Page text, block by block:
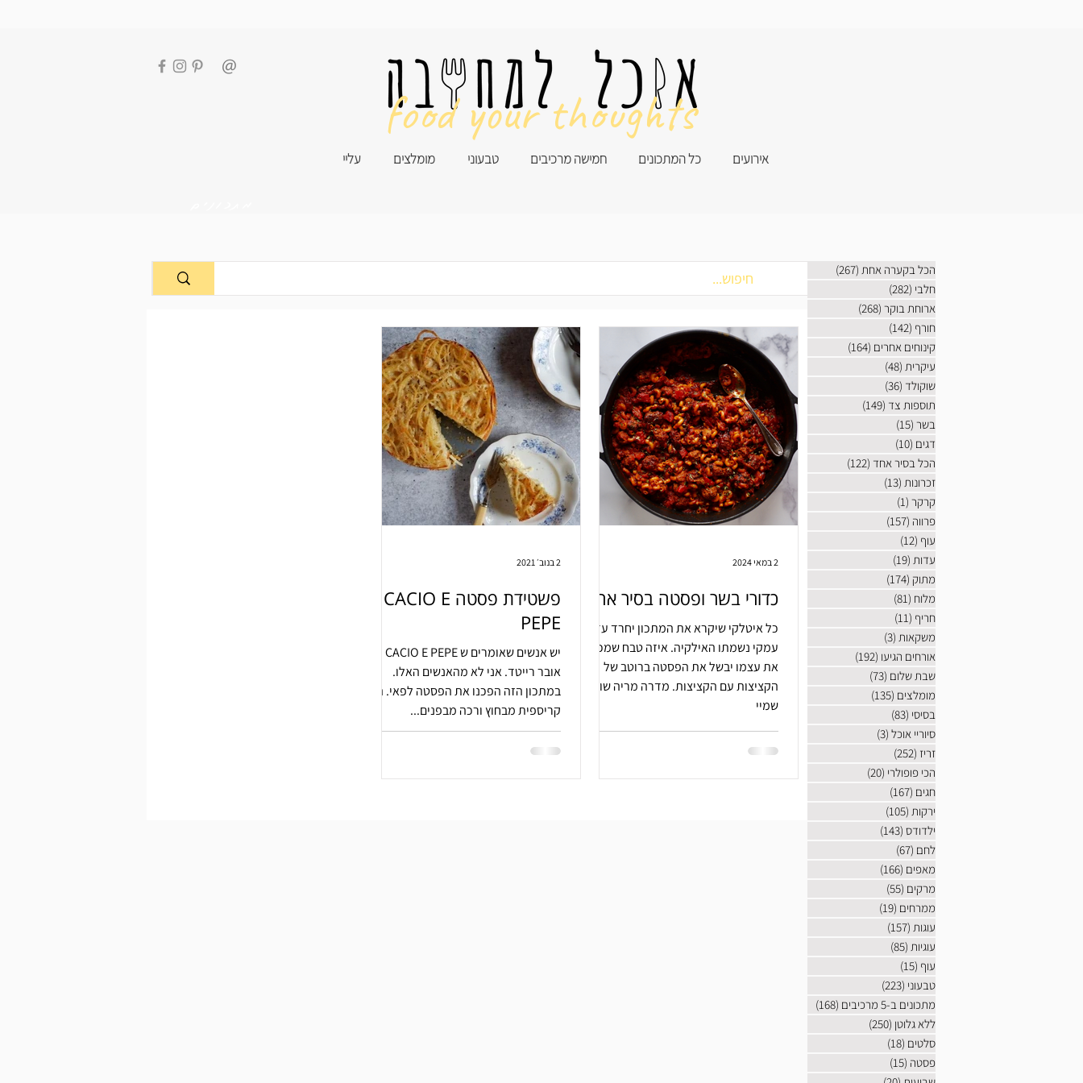
עליי מומלצים טבעוני חמישה מרכיבים כל המתכונים אירועים
food your thoughts
כדורי בשר ופסטה בסיר אחד
כל איטלקי שיקרא את המתכון יחרד עד
עמקי נשמתו האילקיה. איזה טבח שמכבד
את עצמו יבשל את הפסטה ברוטב של
הקציצות עם הקציצות. מדרה מריה שומו
שמיי
2 במאי 2024
פשטידת פסטה CACIO E
PEPE
אובר רייטד. אני לא מהאנשים האלו.
במתכון הזה הפכנו את הפסטה לפאי. היא
קריספית מבחוץ ורכה מבפנים...
2 בנוב׳ 2021
הכל בקערה אחת (267)
חלבי (282)
ארוחת בוקר (268)
חורף (142)
קינוחים אחרים (164)
עיקרית (48)
שוקולד (36)
תוספות צד (149)
בשר (15)
דגים (10)
הכל בסיר אחד (122)
זכרונות (13)
קרקר (1)
פרווה (157)
עוף (12)
עדות (19)
מתוק (174)
מלוח (81)
חריף (11)
משקאות (3)
אורחים הגיעו (192)
שבת שלום (73)
מומלצים (135)
בסיסי (83)
סיוריי אוכל (3)
זריז (252)
הכי פופולרי (20)
חגים (167)
ירקות (105)
ילדודס (143)
לחם (67)
מאפים (166)
מרקים (55)
ממרחים (19)
עוגות (157)
עוגיות (85)
עוף (15)
טבעוני (223)
מתכונים ב-5 מרכיבים
(168)
ללא גלוטן (250)
סלטים (18)
פסטה (15)